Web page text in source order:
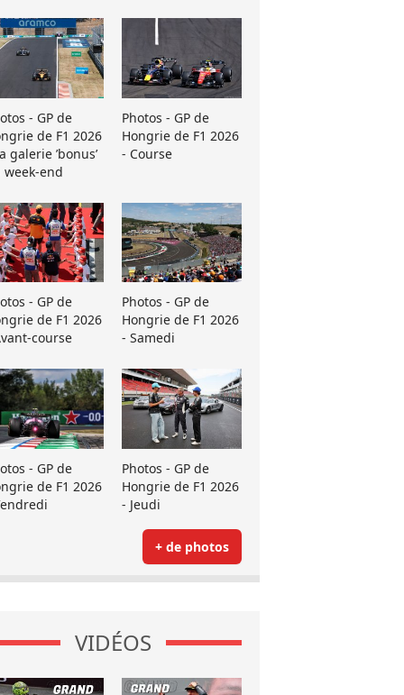
- GP de
de F1 2026
galerie ’bonus’
week-end
Photos - GP de
Hongrie de F1 2026
- Course
- GP de
de F1 2026
course
Photos - GP de
Hongrie de F1 2026
- Samedi
- GP de
de F1 2026
Photos - GP de
Hongrie de F1 2026
- Jeudi
+ de photos
VIDÉOS